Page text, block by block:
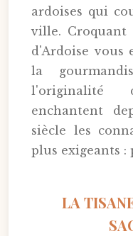
ardoises qui
ville.
d'Ardoise vous
la
l'originalité
enchantent
siècle les
plus exigeants :
LA